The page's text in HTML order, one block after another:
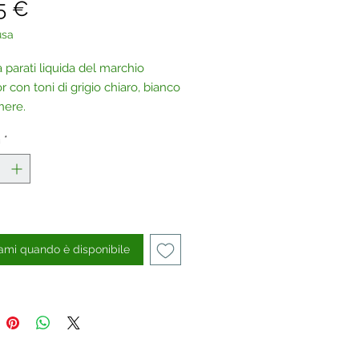
€
parati liquida del marchio
con toni di grigio chiaro, bianco
questo prodotto può essere
anche senza glitter.
.
*
quando è disponibile